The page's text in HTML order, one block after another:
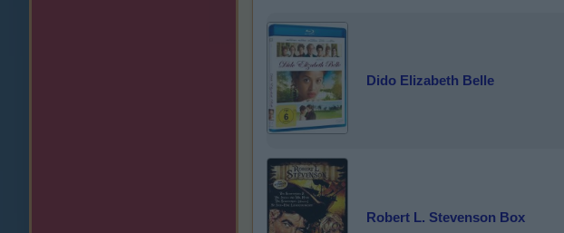
Dido Elizabeth Belle
Robert L. Stevenson Box